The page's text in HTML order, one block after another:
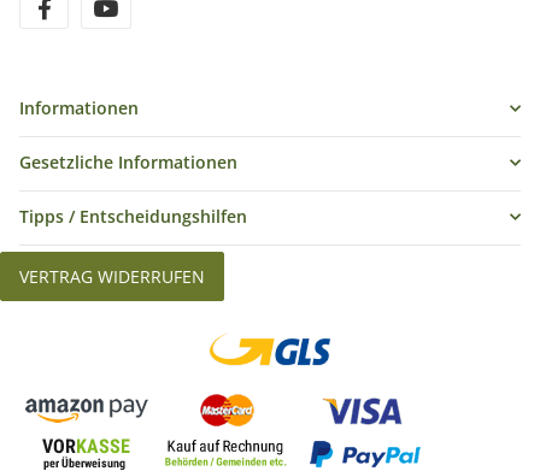
Informationen
Gesetzliche Informationen
Tipps / Entscheidungshilfen
VERTRAG WIDERRUFEN